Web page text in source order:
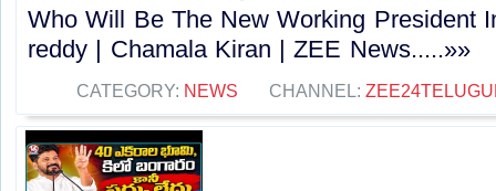
Who Will Be The New Working President
reddy | Chamala Kiran | ZEE News.....»»
CATEGORY: NEWS CHANNEL: